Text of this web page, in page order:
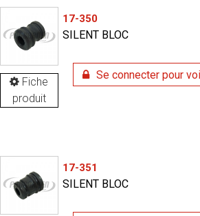
Fiche
produit
17-350
SILENT BLOC
Se connecter pour
17-351
SILENT BLOC